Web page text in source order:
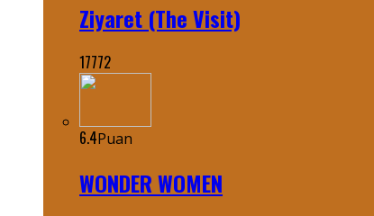
Ziyaret (The Visit)
17772
6.4Puan
WONDER WOMEN